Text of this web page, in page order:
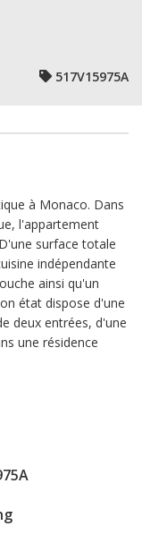
517V15975A
à Monaco. Dans
l'appartement
surface totale
indépendante
ainsi qu'un
état dispose d'une
deux entrées, d'une
une résidence